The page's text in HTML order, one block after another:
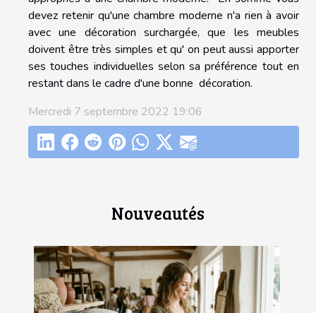
Nouveautés
devez retenir qu'une chambre moderne n'a rien à avoir
avec une décoration surchargée, que les meubles
doivent être très simples et qu' on peut aussi apporter
ses touches individuelles selon sa préférence tout en
restant dans le cadre d'une bonne décoration.
Mercredi 7 septembre 2022 19:06